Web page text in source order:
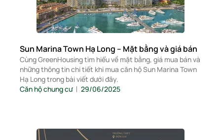
Sun Marina Town Hạ Long – Mặt bằng và giá bán
Cùng GreenHousing tìm hiểu về mặt bằng, giá mua bán và
những thông tin chi tiết khi mua căn hộ Sun Marina Town
Hạ Long trong bài viết dưới đây.
Căn hộ chung cư
29/06/2025